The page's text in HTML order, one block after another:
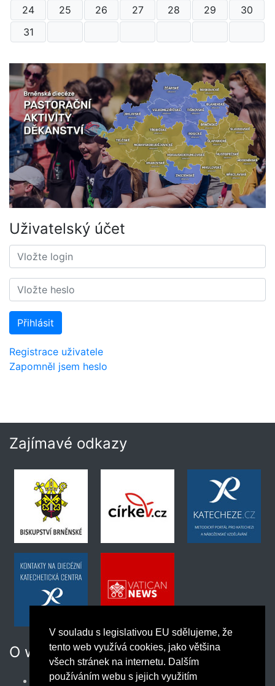
V souladu s legislativou EU sdělujeme, že
tento web využívá cookies, jako většina
všech stránek na internetu. Dalším
používáním webu s jejich využitím
24
25 26 27 28 29
30
31
Uživatelský účet
Přihlásit
Registrace uživatele
Zapomněl jsem heslo
Zajímavé odkazy
O webu
Podmínky užívání webu